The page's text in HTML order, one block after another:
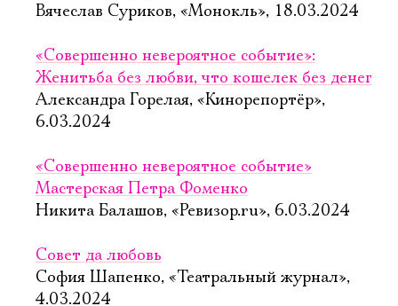
Вячеслав Суриков, «Монокль», 18.03.2024
«Совершенно невероятное событие»:
Женитьба без любви, что кошелек без денег
Александра Горелая, «Кинорепортёр»,
6.03.2024
«Совершенно невероятное событие»
Мастерская Петра Фоменко
Никита Балашов, «Ревизор.ru», 6.03.2024
Совет да любовь
София Шапенко, «Театральный журнал»,
4.03.2024